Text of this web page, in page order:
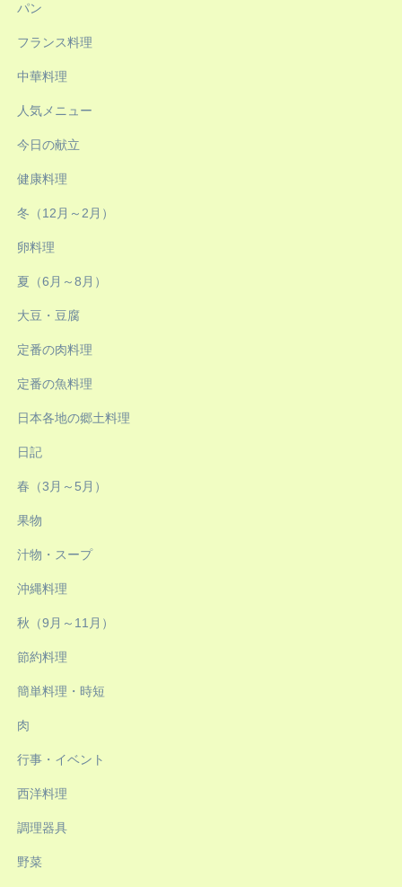
パン
フランス料理
中華料理
人気メニュー
今日の献立
健康料理
冬（12月～2月）
卵料理
夏（6月～8月）
大豆・豆腐
定番の肉料理
定番の魚料理
日本各地の郷土料理
日記
春（3月～5月）
果物
汁物・スープ
沖縄料理
秋（9月～11月）
節約料理
簡単料理・時短
肉
行事・イベント
西洋料理
調理器具
野菜